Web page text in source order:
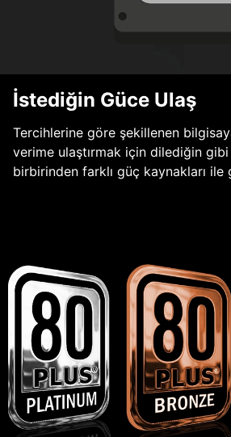
İstediğin Güce Ulaş
Tercihlerine göre şekillenen
verime ulaştırmak için dilediğin
birbirinden farklı güç kaynakları ile